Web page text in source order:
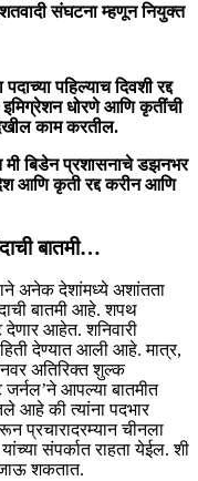
संघटना म्हणून नियुक्त
पहिल्याच दिवशी रद्द
इमिग्रेशन धोरणे आणि कृतींची
काम करतील.
बिडेन प्रशासनाचे डझनभर
आणि कृती रद्द करीन आणि
बातमी…
अनेक देशांमध्ये अशांतता
बातमी आहे. शपथ
आहेत. शनिवारी
देण्यात आली आहे. मात्र,
अतिरिक्त शुल्क
जर्नल’ने आपल्या बातमीत
आहे की त्यांना पदभार
प्रचारादरम्यान चीनला
संपर्कात राहता येईल. शी
शकतात.